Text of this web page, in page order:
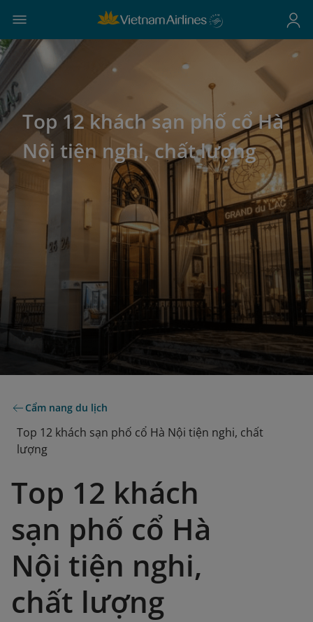
Top 12 khách sạn phố cổ Hà
Nội tiện nghi, chất lượng
Cẩm nang du lịch
Top 12 khách sạn phố cổ Hà Nội tiện nghi, chất
lượng
Top 12 khách
sạn phố cổ Hà
Nội tiện nghi,
chất lượng